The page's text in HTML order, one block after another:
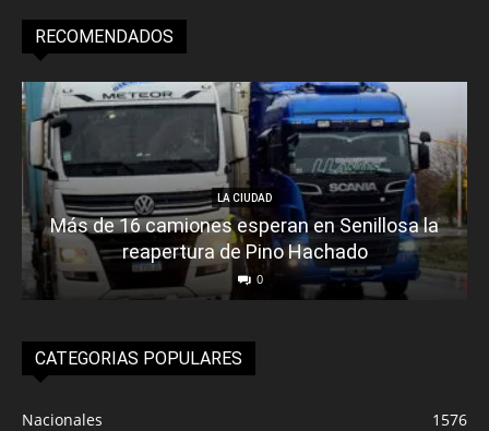
RECOMENDADOS
LA CIUDAD
Más de 16 camiones esperan en Senillosa la
reapertura de Pino Hachado
0
CATEGORIAS POPULARES
Nacionales
1576